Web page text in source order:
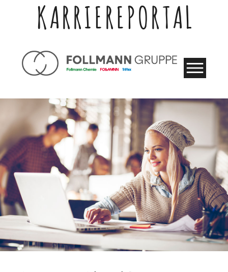
KARRIEREPORTAL